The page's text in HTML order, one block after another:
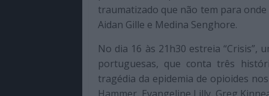
traumatizado que não tem para
Aidan Gille e Medina Senghore.
No dia 16 às 21h30 estreia “Crisis”,
portuguesas, que conta três
tragédia da epidemia de opioides